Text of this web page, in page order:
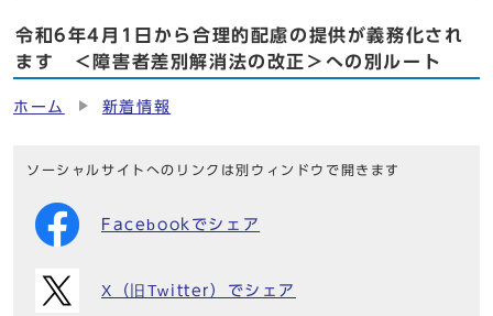
令和6年4月1日から合理的配慮の提供が義務化され
ます ＜障害者差別解消法の改正＞への別ルート
ホーム 新着情報
ソーシャルサイトへのリンクは別ウィンドウで開きます
Facebookでシェア
X（旧Twitter）でシェア